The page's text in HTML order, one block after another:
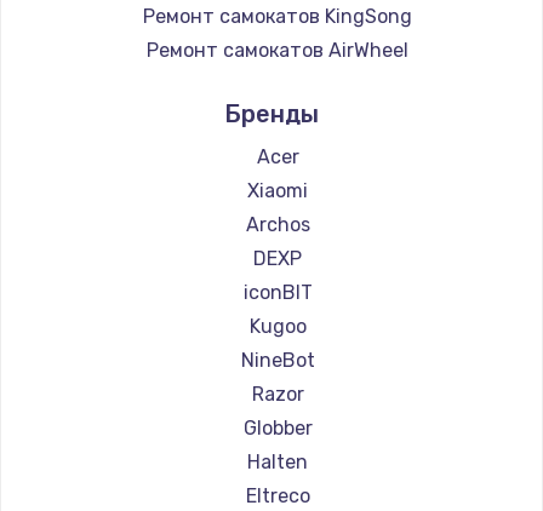
Ремонт самокатов KingSong
Ремонт самокатов AirWheel
Ремонт самокатов Hunter
Ремонт самокатов Shorner
Ремонт самокатов Joyor
Ремонт самокатов Minimotors
Ремонт самокатов Bork
Ремонт самокатов Segway
Ремонт самокатов KIRIN
Бренды
Acer
Xiaomi
Archos
DEXP
iconBIT
Kugoo
NineBot
Razor
Globber
Halten
Eltreco